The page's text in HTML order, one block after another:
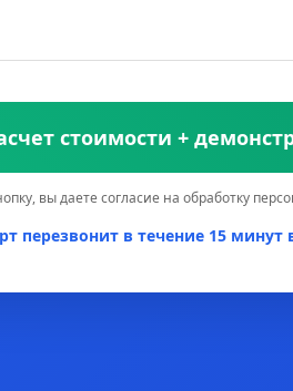
стоимости +
вы даете согласие на обработку
перезвонит в течение 15 минут